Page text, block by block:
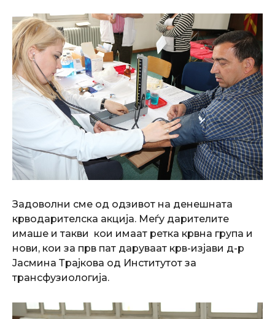
Задоволни сме од одзивот на денешната
крводарителска акција. Меѓу дарителите
имаше и такви кои имаат ретка крвна група и
нови, кои за прв пат даруваат крв-изјави д-р
Јасмина Трајкова од Институтот за
трансфузиологија.